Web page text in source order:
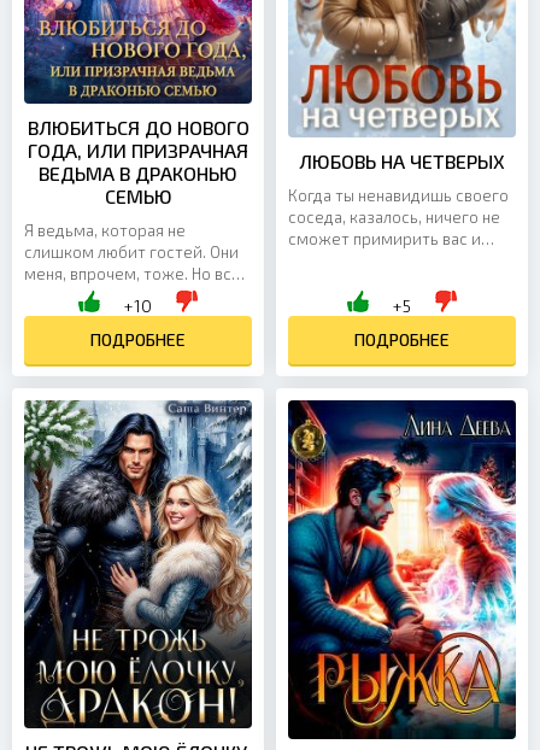
ВЛЮБИТЬСЯ ДО НОВОГО
ГОДА, ИЛИ ПРИЗРАЧНАЯ
ВЕДЬМА В ДРАКОНЬЮ
СЕМЬЮ
Я ведьма, которая не
слишком любит гостей. Они
меня, впрочем, тоже. Но всё
пошло не по плану, когда в
мой дом влетела малышка-
драконица, сбежавшая от...
+10
ПОДРОБНЕЕ
ЛЮБОВЬ НА ЧЕТВЕРЫХ
Когда ты ненавидишь своего
соседа, казалось, ничего не
сможет примирить вас и
одно «но»... Моя...
+5
ПОДРОБНЕЕ